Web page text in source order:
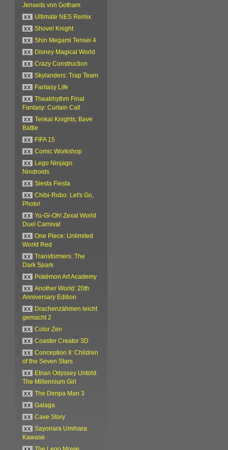
Jenseits von Gotham
xx
Ultimate NES Remix
xx
Shovel Knight
xx
Shin Megami Tensei 4
xx
Disney Magical World
xx
Crazy Construction
xx
Skylanders: Trap Team
xx
Fantasy Life
xx
Theatrhythm Final
Fantasy: Curtain Call
xx
Tenkai Knights; Bave
Battle
xx
FIFA 15
xx
Comic Workshop
xx
Lego Ninjago:
Nindroids
xx
Siesta Fiesta
xx
Chibi-Robo: Let's Go,
Photo!
xx
Yu-Gi-Oh! Zexal World
Duel Carnival
xx
One Piece: Unlimited
World Red
xx
Transformers: The
Dark Spark
xx
Pokémon Art Academy
xx
Another World: 20th
Anniversary Edition
xx
Drachenzähmen leicht
gemacht 2
xx
Color Zen
xx
Coaster Creator 3D
xx
Conception II: Children
of the Seven Stars
xx
Etrian Odyssey Untold:
The Millennium Girl
xx
The Denpa Man 3
xx
Galaga
xx
Cave Story
xx
Sayonara Umihara
Kawase